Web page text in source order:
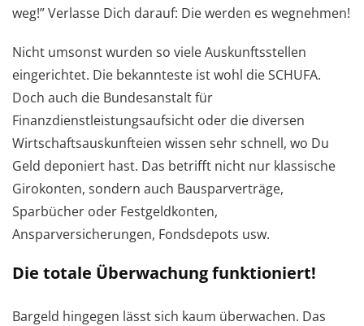
weg!” Verlasse Dich darauf: Die werden es wegnehmen!
Nicht umsonst wurden so viele Auskunftsstellen
eingerichtet. Die bekannteste ist wohl die SCHUFA.
Doch auch die Bundesanstalt für
Finanzdienstleistungsaufsicht oder die diversen
Wirtschaftsauskunfteien wissen sehr schnell, wo Du
Geld deponiert hast. Das betrifft nicht nur klassische
Girokonten, sondern auch Bausparverträge,
Sparbücher oder Festgeldkonten,
Ansparversicherungen, Fondsdepots usw.
Die totale Überwachung funktioniert!
Bargeld hingegen lässt sich kaum überwachen. Das